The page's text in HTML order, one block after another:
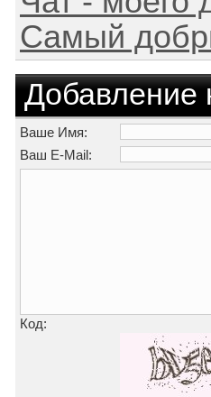
Самый
Добавление
Ваше Имя:
Ваш E-Mail:
Код: